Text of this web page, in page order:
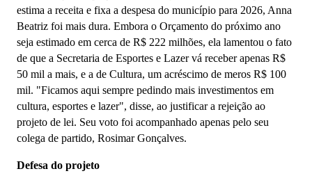
estima a receita e fixa a despesa do município para 2026, Anna
Beatriz foi mais dura. Embora o Orçamento do próximo ano
seja estimado em cerca de R$ 222 milhões, ela lamentou o fato
de que a Secretaria de Esportes e Lazer vá receber apenas R$
50 mil a mais, e a de Cultura, um acréscimo de meros R$ 100
mil. "Ficamos aqui sempre pedindo mais investimentos em
cultura, esportes e lazer", disse, ao justificar a rejeição ao
projeto de lei. Seu voto foi acompanhado apenas pelo seu
colega de partido, Rosimar Gonçalves.
Defesa do projeto